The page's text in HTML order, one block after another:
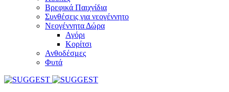
Βρεφικά Παιχνίδια
Συνθέσεις για νεογέννητο
Νεογέννητα Δώρα
Αγόρι
Κορίτσι
Ανθοδέσμες
Φυτά